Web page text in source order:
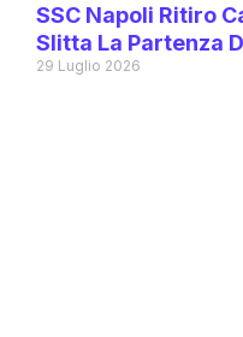
SSC Napoli Ritiro
Slitta La Partenza
29 Luglio 2026